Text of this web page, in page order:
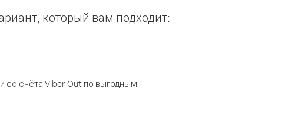
который вам подходит:
со счёта Viber Out по выгодным